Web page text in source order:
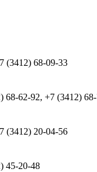
(3412) 68-09-33
68-62-92, +7 (3412)
(3412) 20-04-56
45-20-48